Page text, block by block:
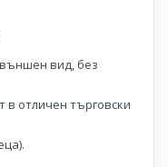
вид, без
отличен търговски